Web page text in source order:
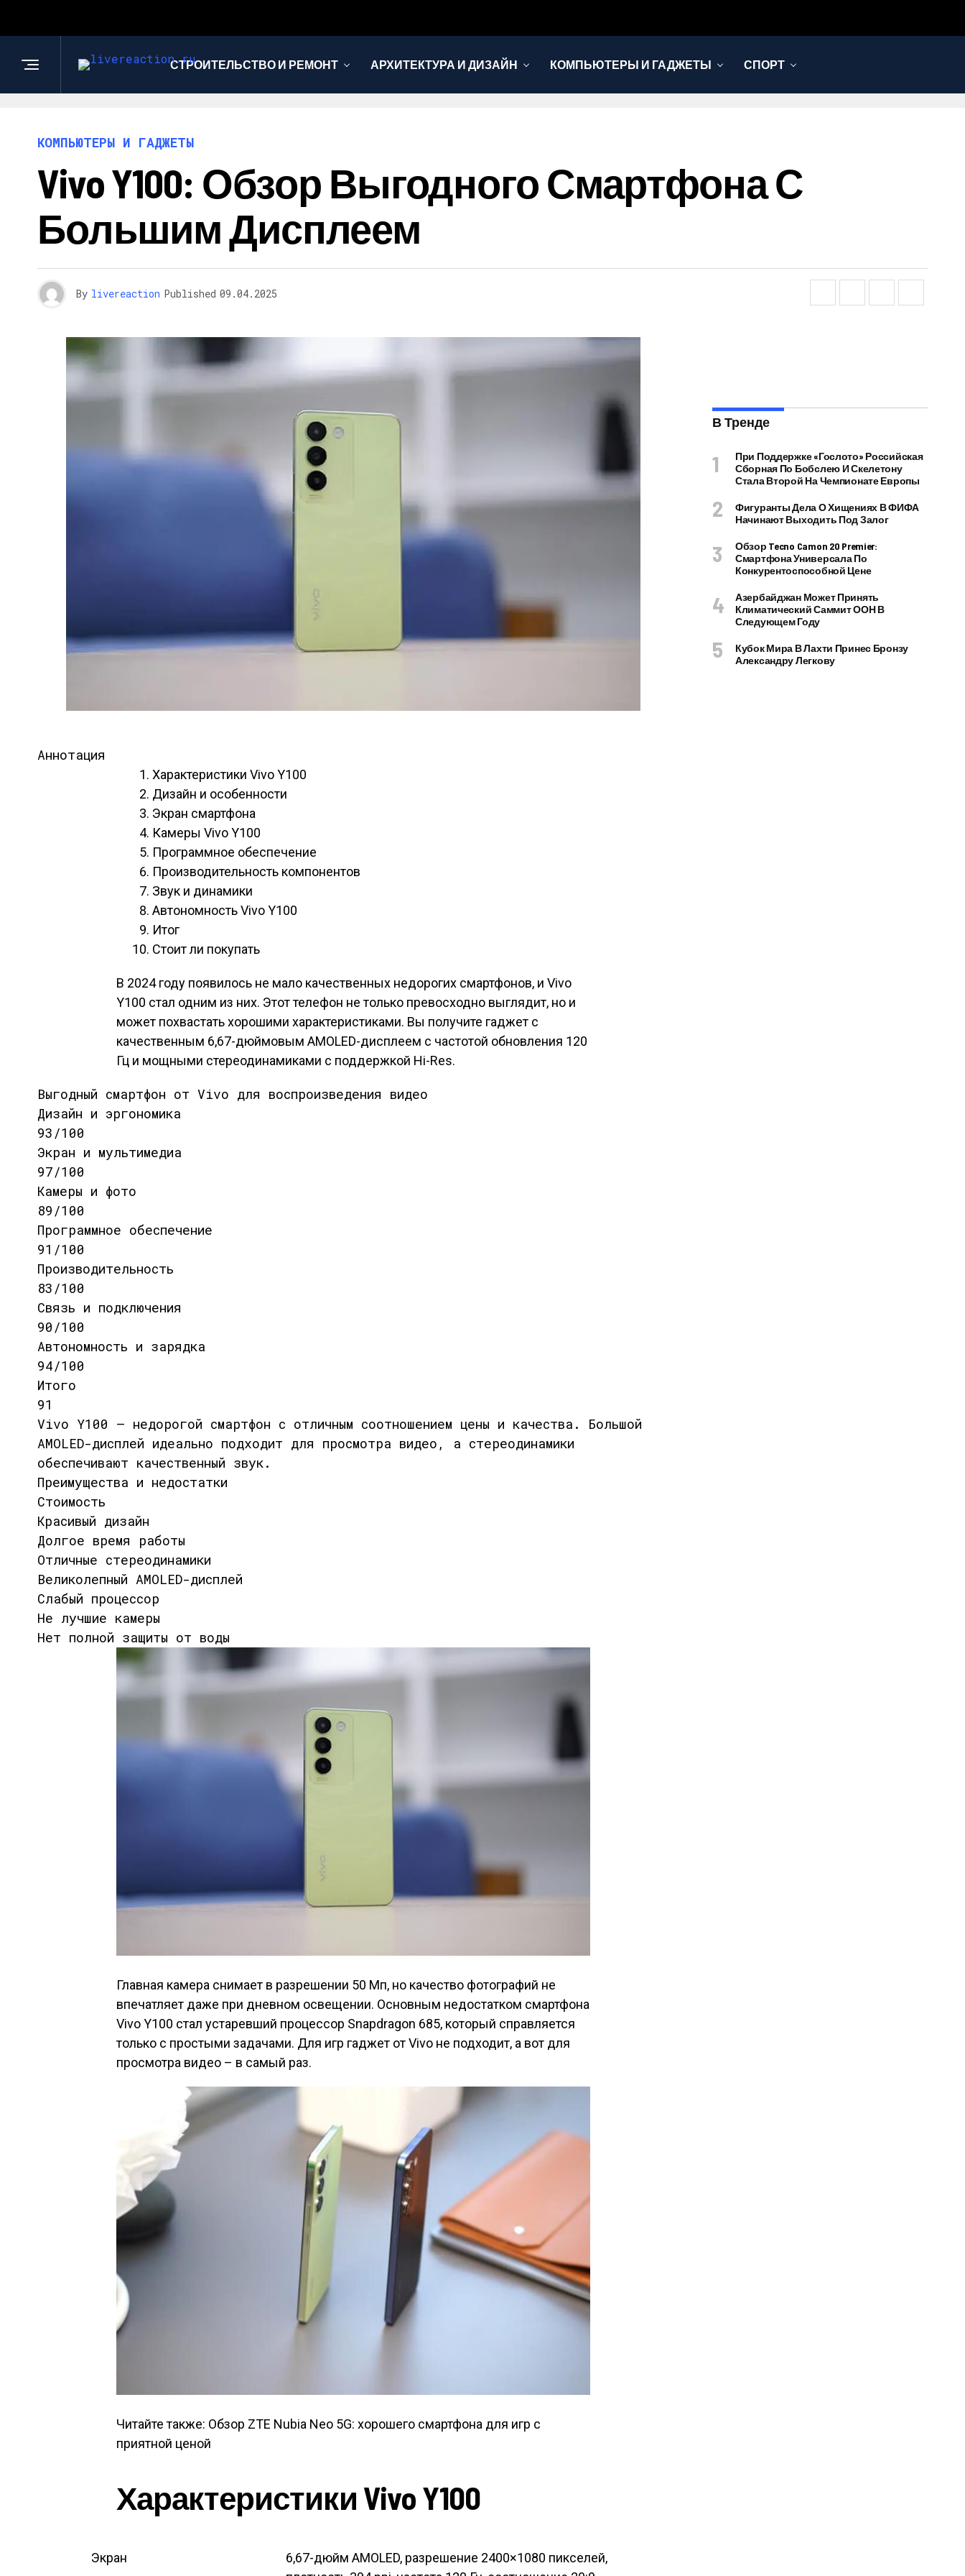
СТРОИТЕЛЬСТВО И РЕМОНТ АРХИТЕКТУРА И ДИЗАЙН КОМПЬЮТЕРЫ И ГАДЖЕТЫ СПОРТ
КОМПЬЮТЕРЫ И ГАДЖЕТЫ
Vivo Y100: Обзор Выгодного Смартфона С
Большим Дисплеем
By livereaction Published 09.04.2025
Аннотация
Характеристики Vivo Y100
Дизайн и особенности
Экран смартфона
Камеры Vivo Y100
Программное обеспечение
Производительность компонентов
Звук и динамики
Автономность Vivo Y100
Итог
Стоит ли покупать
В 2024 году появилось не мало качественных недорогих смартфонов, и Vivo
Y100 стал одним из них. Этот телефон не только превосходно выглядит, но и
может похвастать хорошими характеристиками. Вы получите гаджет с
качественным 6,67-дюймовым AMOLED-дисплеем с частотой обновления 120
Гц и мощными стереодинамиками с поддержкой Hi-Res.
Выгодный смартфон от Vivo для воспроизведения видео
Дизайн и эргономика
93/100
Экран и мультимедиа
97/100
Камеры и фото
89/100
Программное обеспечение
91/100
Производительность
83/100
Связь и подключения
90/100
Автономность и зарядка
94/100
Итого
91
Vivo Y100 — недорогой смартфон с отличным соотношением цены и качества. Большой
AMOLED-дисплей идеально подходит для просмотра видео, а стереодинамики
обеспечивают качественный звук.
Преимущества и недостатки
Стоимость
Красивый дизайн
Долгое время работы
Отличные стереодинамики
Великолепный AMOLED-дисплей
Слабый процессор
Не лучшие камеры
Нет полной защиты от воды
Главная камера снимает в разрешении 50 Мп, но качество фотографий не
впечатляет даже при дневном освещении. Основным недостатком смартфона
Vivo Y100 стал устаревший процессор Snapdragon 685, который справляется
только с простыми задачами. Для игр гаджет от Vivo не подходит, а вот для
просмотра видео – в самый раз.
Читайте также: Обзор ZTE Nubia Neo 5G: хорошего смартфона для игр с
приятной ценой
Характеристики Vivo Y100
Экран
6,67-дюйм AMOLED, разрешение 2400×1080 пикселей,
В Тренде
При Поддержке «Гослото» Российская
Сборная По Бобслею И Скелетону
Стала Второй На Чемпионате Европы
Фигуранты Дела О Хищениях В ФИФА
Начинают Выходить Под Залог
Обзор Tecno Camon 20 Premier:
Смартфона Универсала По
Конкурентоспособной Цене
Азербайджан Может Принять
Климатический Саммит ООН В
Следующем Году
Кубок Мира В Лахти Принес Бронзу
Александру Легкову